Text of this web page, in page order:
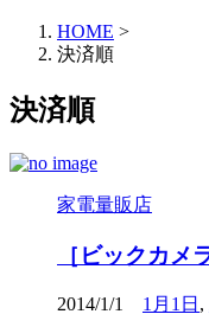
HOME >
決済順
決済順
家電量販店
［ビックカ
2014/1/1 1月1日 ,